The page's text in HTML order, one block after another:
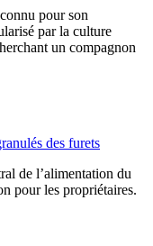
pour son
par la culture
un compagnon
des furets
de l’alimentation du
pour les propriétaires.